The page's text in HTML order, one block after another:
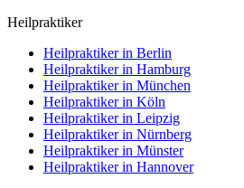
Heilpraktiker
Heilpraktiker in Berlin
Heilpraktiker in Hamburg
Heilpraktiker in München
Heilpraktiker in Köln
Heilpraktiker in Leipzig
Heilpraktiker in Nürnberg
Heilpraktiker in Münster
Heilpraktiker in Hannover